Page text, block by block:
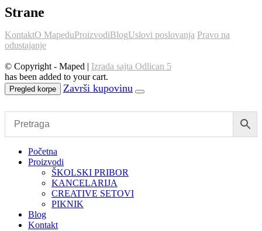
Strane
KontaktO MapeduProizvodiBlogUslovi poslovanja Pravo na
odustajanje
© Copyright - Maped | Izrada sajta Odlican 5
has been added to your cart.
Pregled korpe
Početna
Proizvodi
ŠKOLSKI PRIBOR
KANCELARIJA
CREATIVE SETOVI
PIKNIK
Blog
Kontakt